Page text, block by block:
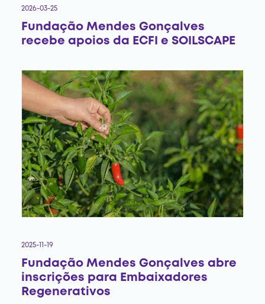
2026-03-25
Fundação Mendes Gonçalves
recebe apoios da ECFI e SOILSCAPE
2025-11-19
Fundação Mendes Gonçalves abre
inscrições para Embaixadores
Regenerativos